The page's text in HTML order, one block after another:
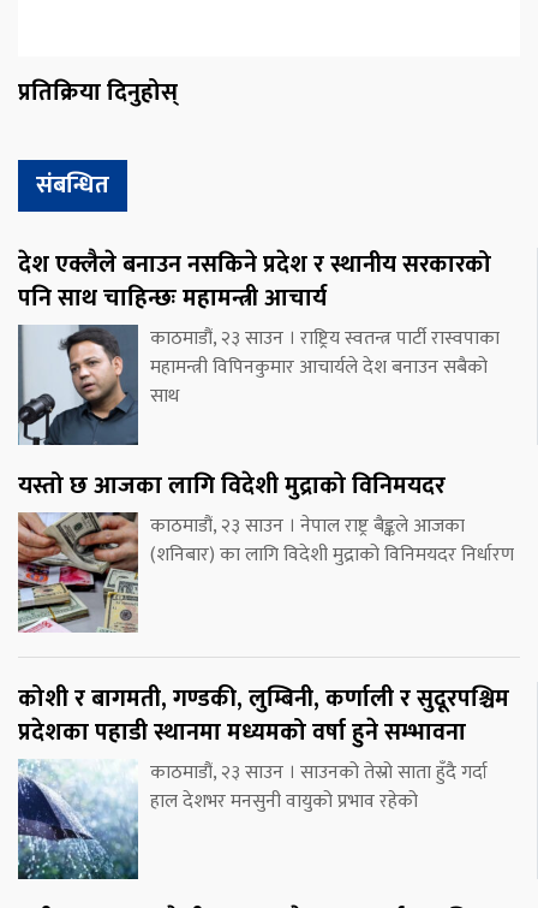
प्रतिक्रिया दिनुहोस्
संबन्धित
देश एक्लैले बनाउन नसकिने प्रदेश र स्थानीय सरकारको
पनि साथ चाहिन्छः महामन्त्री आचार्य
काठमाडौं, २३ साउन । राष्ट्रिय स्वतन्त्र पार्टी रास्वपाका
महामन्त्री विपिनकुमार आचार्यले देश बनाउन सबैको
साथ
यस्तो छ आजका लागि विदेशी मुद्राको विनिमयदर
काठमाडौं, २३ साउन । नेपाल राष्ट्र बैङ्कले आजका
(शनिबार) का लागि विदेशी मुद्राको विनिमयदर निर्धारण
कोशी र बागमती, गण्डकी, लुम्बिनी, कर्णाली र सुदूरपश्चिम
प्रदेशका पहाडी स्थानमा मध्यमको वर्षा हुने सम्भावना
काठमाडौं, २३ साउन । साउनको तेस्रो साता हुँदै गर्दा
हाल देशभर मनसुनी वायुको प्रभाव रहेको